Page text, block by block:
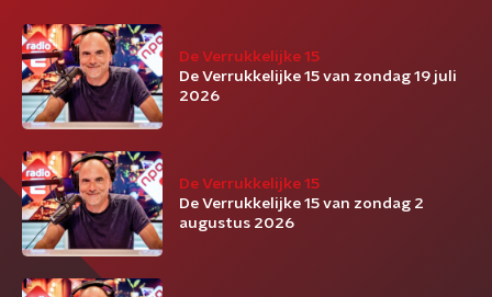
De Verrukkelijke 15
De Verrukkelijke 15 van zondag 19 juli
2026
De Verrukkelijke 15
De Verrukkelijke 15 van zondag 2
augustus 2026